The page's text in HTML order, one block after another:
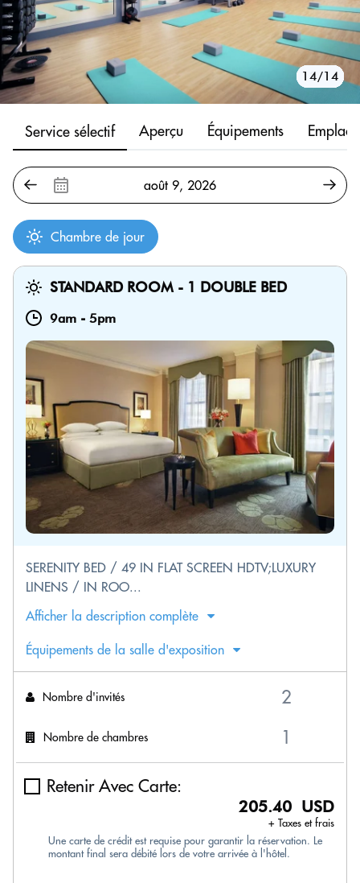
1/14
2/14
3/14
4/14
5/14
6/14
7/14
8/14
9/14
10/14
11/14
12/14
13/14
14/14
Service sélectif Aperçu Équipements
Chambre de jour
STANDARD ROOM - 1 DOUBLE BED
9am - 5pm
SERENITY BED / 49 IN FLAT SCREEN HDTV;LUXURY
LINENS / IN ROO...
Afficher la description complète
Équipements de la salle d'exposition
Nombre d'invités
Nombre de chambres
Retenir Avec Carte:
205.40 USD
+ Taxes et frais
Une carte de crédit est requise pour garantir la réservation. Le
montant final sera débité lors de votre arrivée à l'hôtel.